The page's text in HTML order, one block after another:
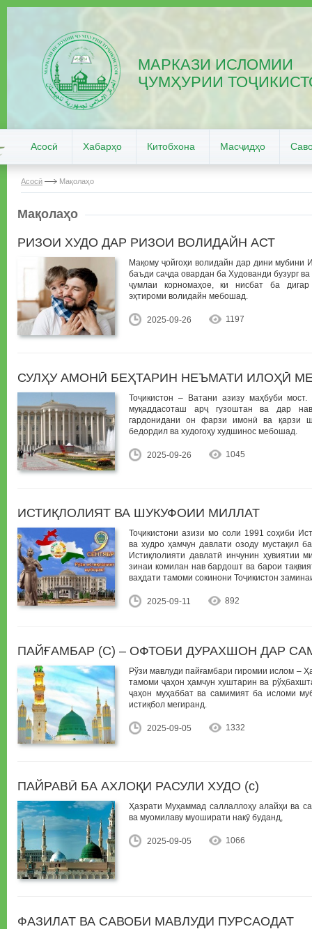
МАРКАЗИ ИСЛОМИИ
ҶУМҲУРИИ
Асосӣ Хабарҳо Китобхона Масҷидҳо
Асосӣ Мақолаҳо
Мақолаҳо
РИЗОИ ХУДО ДАР РИЗОИ ВОЛИДАЙН АСТ
Мақому ҷойгоҳи волидайн дар дини мубини
баъди саҷда овардан ба Худованди бузург
ҷумлаи корномаҳое, ки нисбат ба
эҳтироми волидайн мебошад.
2025-09-26 1197
СУЛҲУ АМОНӢ БЕҲТАРИН НЕЪМАТИ ИЛОҲӢ
Тоҷикистон – Ватани азизу маҳбуби
муқаддасоташ арҷ гузоштан ва дар
гардонидани он фарзи имонӣ ва қарзи
бедордил ва худогоҳу худшинос мебошад.
2025-09-26 1045
ИСТИҚЛОЛИЯТ ВА ШУКУФОИИ МИЛЛАТ
Тоҷикистони азизи мо соли 1991 соҳиби
ва худро ҳамчун давлати озоду мустақил
Истиқлолияти давлатӣ инчунин ҳувиятии
зинаи комилан нав бардошт ва барои
ваҳдати тамоми сокинони Тоҷикистон
2025-09-11 892
ПАЙҒАМБАР (С) – ОФТОБИ ДУРАХШОН ДАР
Рўзи мавлуди пайғамбари гиромии ислом –
тамоми ҷаҳон ҳамчун хуштарин ва
ҷаҳон муҳаббат ва самимият ба исломи
истиқбол мегиранд.
2025-09-05 1332
ПАЙРАВӢ БА АХЛОҚИ РАСУЛИ ХУДО (с)
Ҳазрати Муҳаммад саллаллоҳу алайҳи ва
ва муомилаву муоширати накӯ буданд,
2025-09-05 1066
ФАЗИЛАТ ВА САВОБИ МАВЛУДИ ПУРСАОДАТ